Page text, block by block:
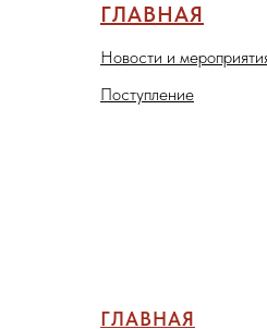
ГЛАВНАЯ
Новости и
Поступление
ГЛАВНАЯ